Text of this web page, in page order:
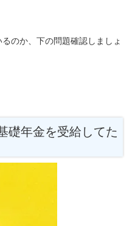
のか、下の問題確認しましょ
礎年金を受給してた